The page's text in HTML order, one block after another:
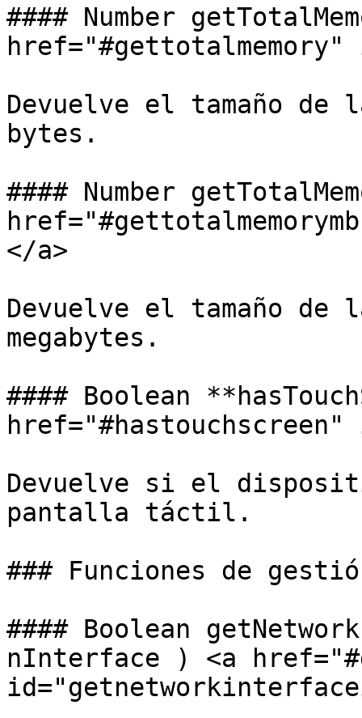
#### Number
href="#gettotalmemory"
Devuelve el tamaño de
bytes.
#### Number
</a>
Devuelve el tamaño de
megabytes.
#### Boolean
href="#hastouchscreen"
Devuelve si el
pantalla táctil.
### Funciones de
#### Boolean
nInterface ) <a